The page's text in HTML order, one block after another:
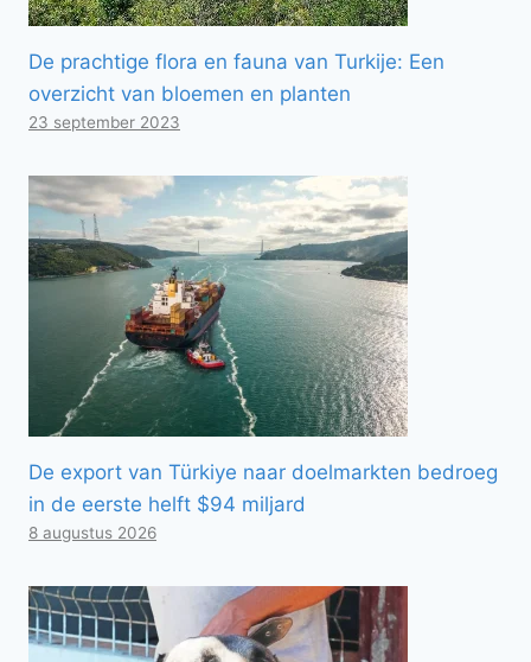
De prachtige flora en fauna van Turkije: Een
overzicht van bloemen en planten
23 september 2023
De export van Türkiye naar doelmarkten bedroeg
in de eerste helft $94 miljard
8 augustus 2026